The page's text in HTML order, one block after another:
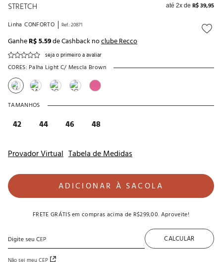
STRETCH
até 2x de R$39,95
Linha CONFORTO Ref.:20871
GanheR$ 5.59de Cashback noclube Recco
seja o primeiro a avaliar
CORES: Palha Light C/ Mescla Brown
TAMANHOS
42 44 46 48
Provador Virtual Tabela de Medidas
ADICIONAR À SACOLA
FRETE GRÁTISem compras acima de R$299,00. Aproveite!
CALCULAR